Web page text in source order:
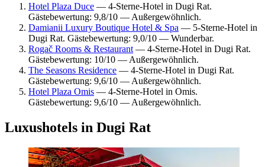
Hotel Plaza Duce — 4-Sterne-Hotel in Dugi Rat.
Gästebewertung: 9,8/10 — Außergewöhnlich.
Damianii Luxury Boutique Hotel & Spa — 5-Sterne-Hotel in
Dugi Rat. Gästebewertung: 9,0/10 — Wunderbar.
Rogač Rooms & Restaurant — 4-Sterne-Hotel in Dugi Rat.
Gästebewertung: 10/10 — Außergewöhnlich.
The Seasons Residence — 4-Sterne-Hotel in Dugi Rat.
Gästebewertung: 9,6/10 — Außergewöhnlich.
Hotel Plaza Omis — 4-Sterne-Hotel in Omis.
Gästebewertung: 9,6/10 — Außergewöhnlich.
Luxushotels in Dugi Rat